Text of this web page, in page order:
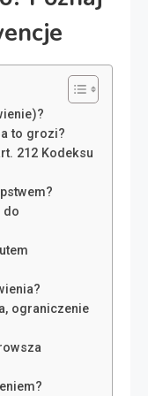
to grozi?
212 Kodeksu
do
ograniczenie